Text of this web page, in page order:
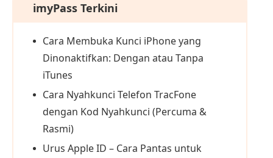
imyPass Terkini
Cara Membuka Kunci iPhone yang
Dinonaktifkan: Dengan atau Tanpa
iTunes
Cara Nyahkunci Telefon TracFone
dengan Kod Nyahkunci (Percuma &
Rasmi)
Urus Apple ID – Cara Pantas untuk